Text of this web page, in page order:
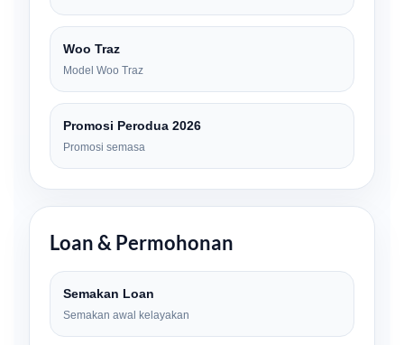
Woo Traz
Model Woo Traz
Promosi Perodua 2026
Promosi semasa
Loan & Permohonan
Semakan Loan
Semakan awal kelayakan